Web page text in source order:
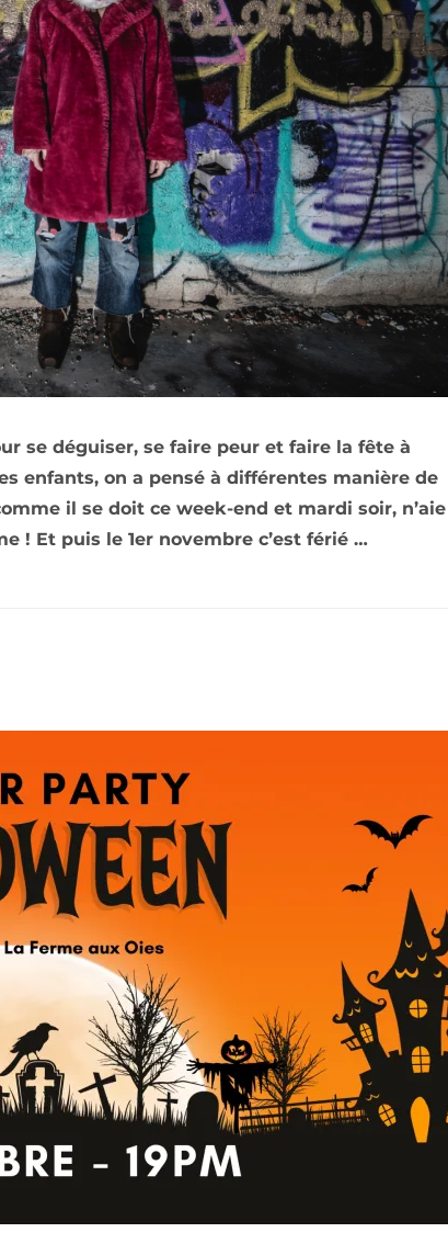
se déguiser, se faire peur et faire la fête à
enfants, on a pensé à différentes manière de
il se doit ce week-end et mardi soir, n’aie
! Et puis le 1er novembre c’est férié …